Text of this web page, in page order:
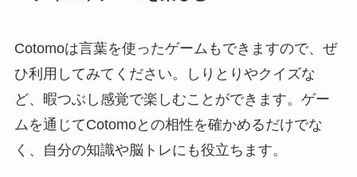
Cotomoは言葉を使ったゲームもできますので、ぜ
ひ利用してみてください。しりとりやクイズな
ど、暇つぶし感覚で楽しむことができます。ゲー
ムを通じてCotomoとの相性を確かめるだけでな
く、自分の知識や脳トレにも役立ちます。